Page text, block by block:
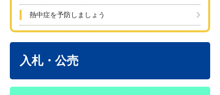
熱中症を予防しましょう
入札・公売